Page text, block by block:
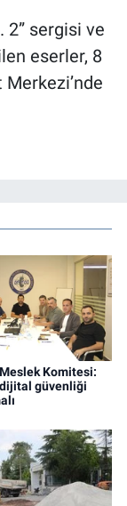
2” sergisi ve
eserler, 8
Komitesi:
dijital güvenliği